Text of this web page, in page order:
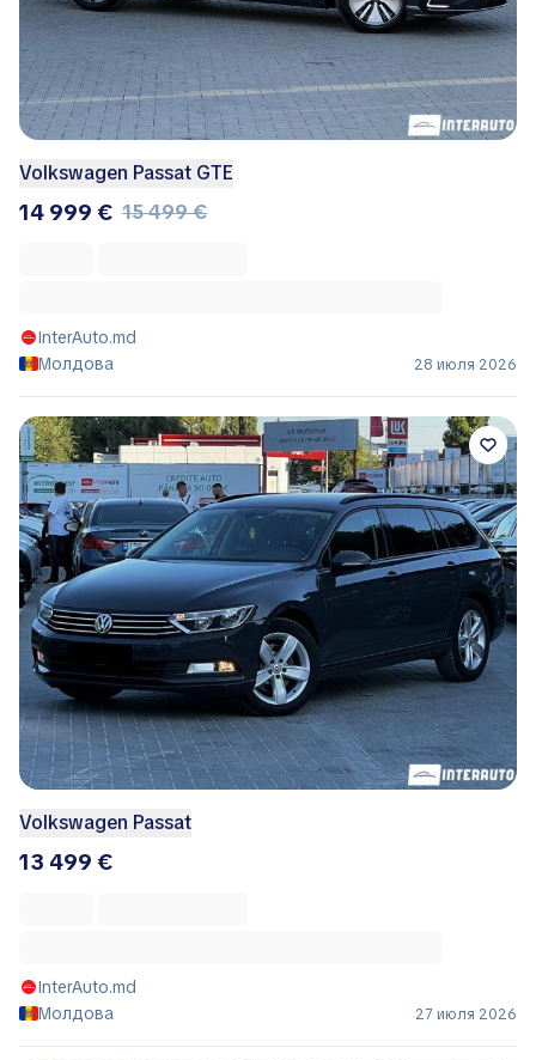
Volkswagen Passat GTE
14 999 € 15 499 €
InterAuto.md
Молдова
28 июля 2026
Volkswagen Passat
13 499 €
InterAuto.md
Молдова
27 июля 2026